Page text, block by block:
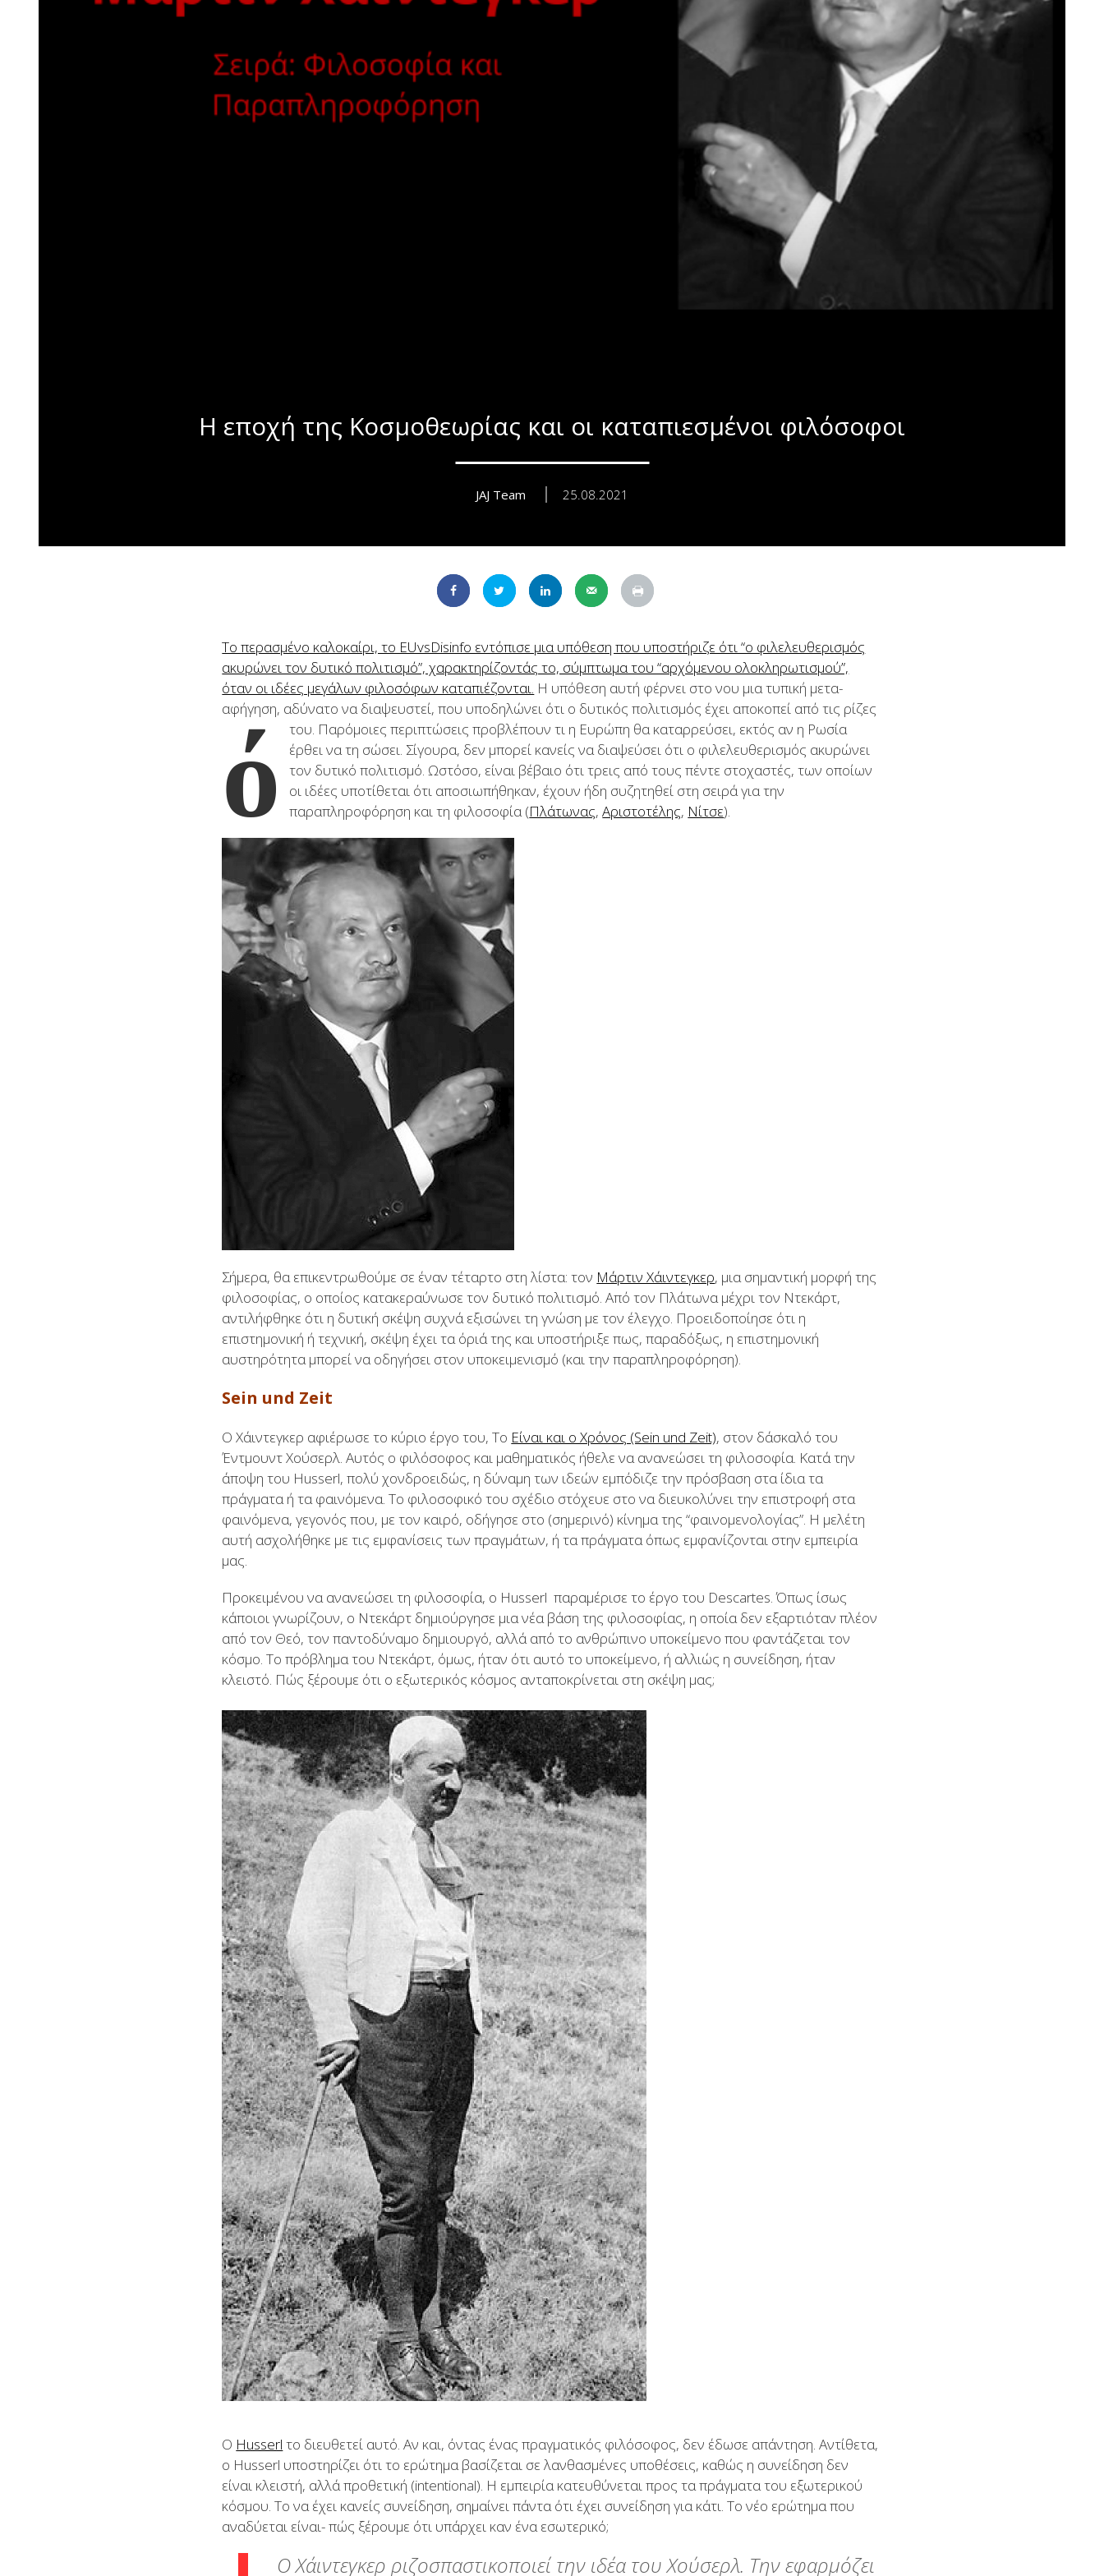
Η εποχή της Κοσμοθεωρίας και οι καταπιεσμένοι φιλόσοφοι
JAJ Team 25.08.2021
Το περασμένο καλοκαίρι, το EUvsDisinfo εντόπισε μια υπόθεση που υποστήριζε ότι “ο φιλελευθερισμός
ακυρώνει τον δυτικό πολιτισμό”, χαρακτηρίζοντάς το, σύμπτωμα του “αρχόμενου ολοκληρωτισμού”,
όταν οι ιδέες μεγάλων φιλοσόφων καταπιέζονται. Η υπόθεση αυτή φέρνει στο νου μια τυπική μετα-
αφήγηση, αδύνατο να διαψευστεί, που υποδηλώνει ότι ο δυτικός πολιτισμός έχει αποκοπεί από τις ρίζες
του. Παρόμοιες περιπτώσεις προβλέπουν
ό
τι η Ευρώπη θα καταρρεύσει, εκτός αν η Ρωσία
έρθει να τη σώσει. Σίγουρα, δεν μπορεί κανείς να διαψεύσει ότι ο φιλελευθερισμός ακυρώνει
τον δυτικό πολιτισμό. Ωστόσο, είναι βέβαιο ότι τρεις από τους πέντε στοχαστές, των οποίων
οι ιδέες υποτίθεται ότι αποσιωπήθηκαν, έχουν ήδη συζητηθεί στη σειρά για την
παραπληροφόρηση και τη φιλοσοφία (Πλάτωνας,Αριστοτέλης, Νίτσε).
Σήμερα, θα επικεντρωθούμε σε έναν τέταρτο στη λίστα: τον Μάρτιν Χάιντεγκερ, μια σημαντική μορφή της
φιλοσοφίας, ο οποίος κατακεραύνωσε τον δυτικό πολιτισμό. Από τον Πλάτωνα μέχρι τον Ντεκάρτ,
αντιλήφθηκε ότι η δυτική σκέψη συχνά εξισώνει τη γνώση με τον έλεγχο. Προειδοποίησε ότι η
επιστημονική ή τεχνική, σκέψη έχει τα όριά της και υποστήριξε πως, παραδόξως, η επιστημονική
αυστηρότητα μπορεί να οδηγήσει στον υποκειμενισμό (και την παραπληροφόρηση).
Sein und Zeit
Ο Χάιντεγκερ αφιέρωσε το κύριο έργο του, Το Είναι και ο Χρόνος (Sein und Zeit), στον δάσκαλό του
Έντμουντ Χούσερλ. Αυτός ο φιλόσοφος και μαθηματικός ήθελε να ανανεώσει τη φιλοσοφία. Κατά την
άποψη του Husserl, πολύ χονδροειδώς, η δύναμη των ιδεών εμπόδιζε την πρόσβαση στα ίδια τα
πράγματα ή τα φαινόμενα. Το φιλοσοφικό του σχέδιο στόχευε στο να διευκολύνει την επιστροφή στα
φαινόμενα, γεγονός που, με τον καιρό, οδήγησε στο (σημερινό) κίνημα της “φαινομενολογίας”. Η μελέτη
αυτή ασχολήθηκε με τις εμφανίσεις των πραγμάτων, ή τα πράγματα όπως εμφανίζονται στην εμπειρία
μας.
Προκειμένου να ανανεώσει τη φιλοσοφία, ο Husserl παραμέρισε το έργο του Descartes. Όπως ίσως
κάποιοι γνωρίζουν, ο Ντεκάρτ δημιούργησε μια νέα βάση της φιλοσοφίας, η οποία δεν εξαρτιόταν πλέον
από τον Θεό, τον παντοδύναμο δημιουργό, αλλά από το ανθρώπινο υποκείμενο που φαντάζεται τον
κόσμο. Το πρόβλημα του Ντεκάρτ, όμως, ήταν ότι αυτό το υποκείμενο, ή αλλιώς η συνείδηση, ήταν
κλειστό. Πώς ξέρουμε ότι ο εξωτερικός κόσμος ανταποκρίνεται στη σκέψη μας;
Ο Husserl το διευθετεί αυτό. Αν και, όντας ένας πραγματικός φιλόσοφος, δεν έδωσε απάντηση. Αντίθετα,
ο Husserl υποστηρίζει ότι το ερώτημα βασίζεται σε λανθασμένες υποθέσεις, καθώς η συνείδηση δεν
είναι κλειστή, αλλά προθετική (intentional). Η εμπειρία κατευθύνεται προς τα πράγματα του εξωτερικού
κόσμου. Το να έχει κανείς συνείδηση, σημαίνει πάντα ότι έχει συνείδηση για κάτι. Το νέο ερώτημα που
αναδύεται είναι- πώς ξέρουμε ότι υπάρχει καν ένα εσωτερικό;
Ο Χάιντεγκερ ριζοσπαστικοποιεί την ιδέα του Χούσερλ. Την εφαρμόζει